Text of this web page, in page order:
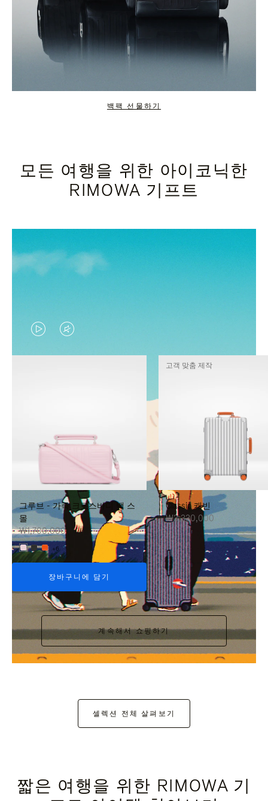
백팩 선물하기
모든 여행을 위한 아이코닉한
RIMOWA 기프트
VIDEO
IS
TO
PAUSE
IT
VIDEO
IS
TO
UNMUTE
IT
그루브 - 가죽 크로스바디 백 스
몰
₩1,700,000
+6
장바구니에 담기
Classic 캐빈
₩3,330,000
고객 맞춤 제작
계속해서 쇼핑하기
셀렉션 전체 살펴보기
짧은 여행을 위한 RIMOWA 기